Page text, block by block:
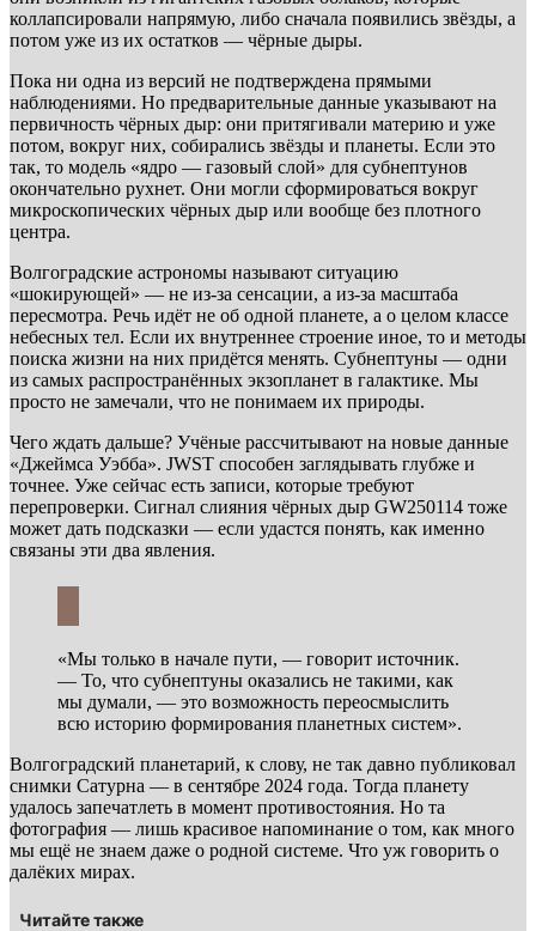
коллапсировали напрямую, либо сначала появились звёзды, а
потом уже из их остатков — чёрные дыры.
Пока ни одна из версий не подтверждена прямыми
наблюдениями. Но предварительные данные указывают на
первичность чёрных дыр: они притягивали материю и уже
потом, вокруг них, собирались звёзды и планеты. Если это
так, то модель «ядро — газовый слой» для субнептунов
окончательно рухнет. Они могли сформироваться вокруг
микроскопических чёрных дыр или вообще без плотного
центра.
Волгоградские астрономы называют ситуацию
«шокирующей» — не из-за сенсации, а из-за масштаба
пересмотра. Речь идёт не об одной планете, а о целом классе
небесных тел. Если их внутреннее строение иное, то и методы
поиска жизни на них придётся менять. Субнептуны — одни
из самых распространённых экзопланет в галактике. Мы
просто не замечали, что не понимаем их природы.
Чего ждать дальше? Учёные рассчитывают на новые данные
«Джеймса Уэбба». JWST способен заглядывать глубже и
точнее. Уже сейчас есть записи, которые требуют
перепроверки. Сигнал слияния чёрных дыр GW250114 тоже
может дать подсказки — если удастся понять, как именно
связаны эти два явления.
«Мы только в начале пути, — говорит источник.
— То, что субнептуны оказались не такими, как
мы думали, — это возможность переосмыслить
всю историю формирования планетных систем».
Волгоградский планетарий, к слову, не так давно публиковал
снимки Сатурна — в сентябре 2024 года. Тогда планету
удалось запечатлеть в момент противостояния. Но та
фотография — лишь красивое напоминание о том, как много
мы ещё не знаем даже о родной системе. Что уж говорить о
далёких мирах.
Читайте также